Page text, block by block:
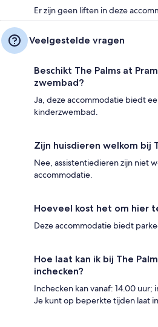
Er zijn geen liften in deze
Veelgestelde vragen
Beschikt The Palms at
zwembad?
Ja, deze accommodatie biedt
kinderzwembad.
Zijn huisdieren welkom bij
Nee, assistentiedieren zijn niet
accommodatie.
Hoeveel kost het om hier
Deze accommodatie biedt
Hoe laat kan ik bij The
inchecken?
Inchecken kan vanaf: 14.00 uur;
Je kunt op beperkte tijden laat